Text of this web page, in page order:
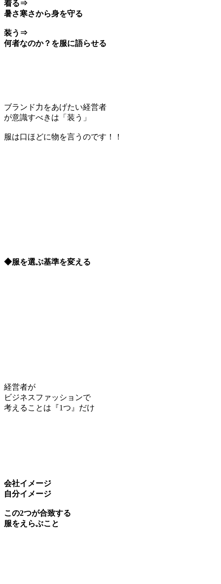
着る⇒
暑さ寒さから身を守る
装う⇒
何者なのか？を服に語らせる
ブランド力をあげたい経営者
が意識すべきは「装う」
服は口ほどに物を言うのです！！
◆服を選ぶ基準を変える
経営者が
ビジネスファッションで
考えることは『1つ』だけ
会社イメージ
自分イメージ
この2つが合致する
服をえらぶこと